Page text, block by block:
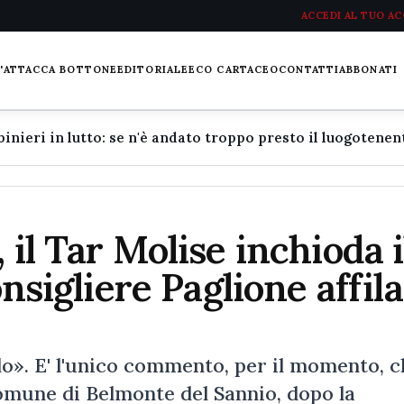
ACCEDI AL TUO
BOTTONEEDITORIALEECO CARTACEOCONTATTIABBONATI
Tar Molise inchioda
Paglione
E' l'unico commento, per il momento,
di Belmonte del Sannio, dopo la